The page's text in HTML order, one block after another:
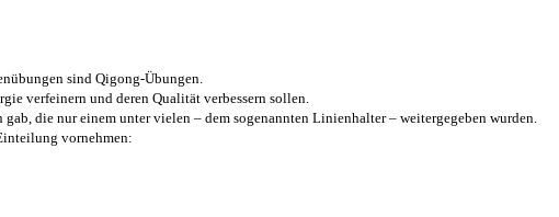
sind Qigong-Übungen.
verfeinern und deren Qualität verbessern sollen.
die nur einem unter vielen – dem sogenannten Linienhalter – weitergegeben wurden.
vornehmen: